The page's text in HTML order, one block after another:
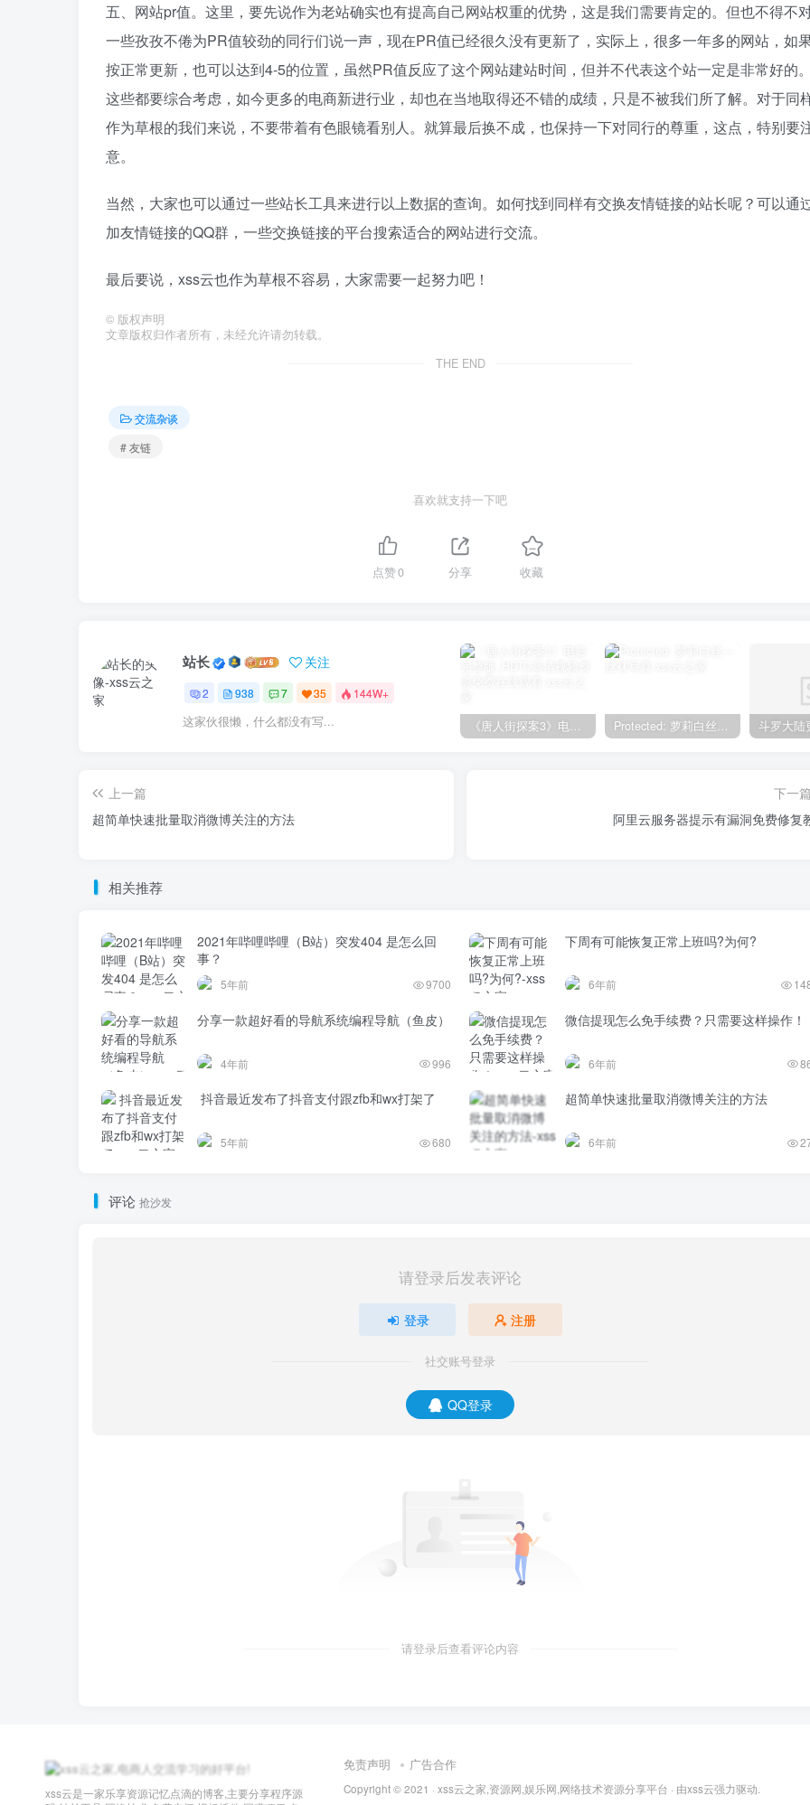
五、网站pr值。这里，要先说作为老站确实也有提高自己网站权重的优势，这是我们需要肯定的。但也不得不
一些孜孜不倦为PR值较劲的同行们说一声，现在PR值已经很久没有更新了，实际上，很多一年多的网站，如
按正常更新，也可以达到4-5的位置，虽然PR值反应了这个网站建站时间，但并不代表这个站一定是非常好的
这些都要综合考虑，如今更多的电商新进行业，却也在当地取得还不错的成绩，只是不被我们所了解。对于同
作为草根的我们来说，不要带着有色眼镜看别人。就算最后换不成，也保持一下对同行的尊重，这点，特别要
意。
当然，大家也可以通过一些站长工具来进行以上数据的查询。如何找到同样有交换友情链接的站长呢？可以通
加友情链接的QQ群，一些交换链接的平台搜索适合的网站进行交流。
最后要说，xss云也作为草根不容易，大家需要一起努力吧！
© 版权声明
文章版权归作者所有，未经允许请勿转载。
THE END
交流杂谈
# 友链
喜欢就支持一下吧
点赞0 分享 收藏
站长 关注
2 938 7 35 144W+
这家伙很懒，什么都没有写... 《唐人街探案3》电影完整版_HDTC高清视频资源免费在线观看 Protected: 萝莉白丝—丝袜写真
上一篇
超简单快速批量取消微博关注的方法
下一
阿里云服务器提示有漏洞免费修复
相关推荐
2021年哔哩哔哩（B站）突发404 是怎么回
事？
5年前 9700
下周有可能恢复正常上班吗?为何?
6年前
分享一款超好看的导航系统编程导航（鱼皮）
4年前 996
微信提现怎么免手续费？只需要这样操作！
6年前
抖音最近发布了抖音支付跟zfb和wx打架了
5年前 680
超简单快速批量取消微博关注的方法
6年前
评论 抢沙发
请登录后发表评论
登录 注册
社交账号登录
QQ登录
请登录后查看评论内容
xss云是一家乐享资源记忆点滴的博客,主要分享程序源
免责声明 广告合作
Copyright © 2021 · xss云之家,资源网,娱乐网,网络技术资源分享平台 · 由xss云强力驱动.